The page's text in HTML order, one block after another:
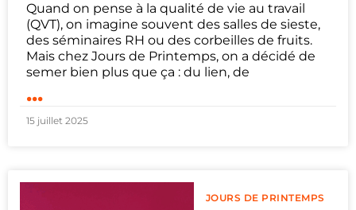
Quand on pense à la qualité de vie au travail
(QVT), on imagine souvent des salles de sieste,
des séminaires RH ou des corbeilles de fruits.
Mais chez Jours de Printemps, on a décidé de
semer bien plus que ça : du lien, de
...
15 juillet 2025
JOURS DE PRINTEMPS